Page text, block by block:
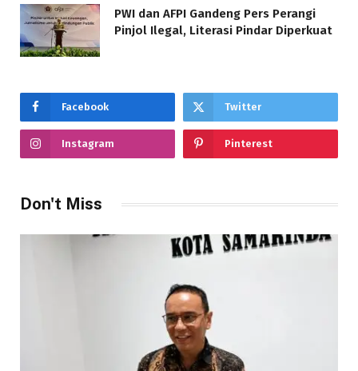
PWI dan AFPI Gandeng Pers Perangi
Pinjol Ilegal, Literasi Pindar Diperkuat
Facebook Twitter
Instagram Pinterest
Don't Miss